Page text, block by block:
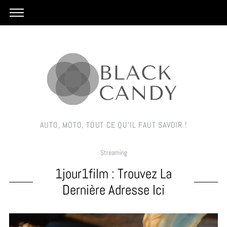
AUTO, MOTO, TOUT CE QU'IL FAUT SAVOIR !
Streaming
1jour1film : Trouvez La
Dernière Adresse Ici